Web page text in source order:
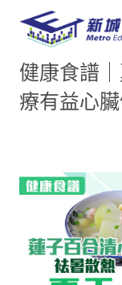
健康食譜
療有益心